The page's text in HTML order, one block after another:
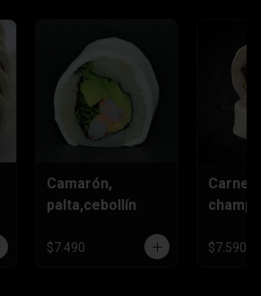
Camarón,
palta,cebollín
$7.490
Carne,
$7.590